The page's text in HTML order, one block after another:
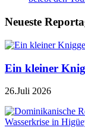
Neueste
Ein kleiner
26.Juli 2026